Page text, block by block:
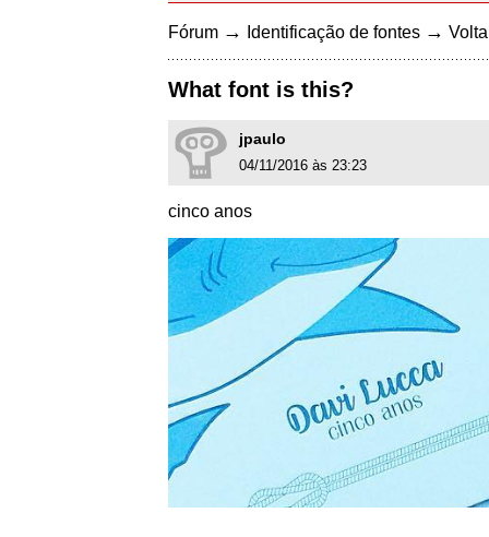
Fórum → Identificação de fontes →
What font is this?
jpaulo
04/11/2016 às 23:23
cinco anos